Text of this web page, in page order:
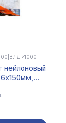
ВЛД >1000